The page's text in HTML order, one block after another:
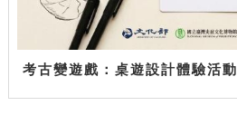
考古變遊戲：桌遊設計體驗活動